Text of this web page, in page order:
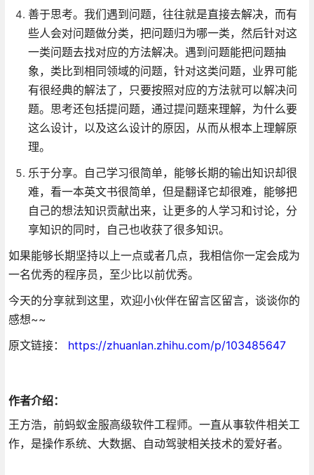
善于思考。我们遇到问题，往往就是直接去解决，而有
些人会对问题做分类，把问题归为哪一类，然后针对这
一类问题去找对应的方法解决。遇到问题能把问题抽
象，类比到相同领域的问题，针对这类问题，业界可能
有很经典的解法了，只要按照对应的方法就可以解决问
题。思考还包括提问题，通过提问题来理解，为什么要
这么设计，以及这么设计的原因，从而从根本上理解原
理。
乐于分享。自己学习很简单，能够长期的输出知识却很
难，看一本英文书很简单，但是翻译它却很难，能够把
自己的想法知识贡献出来，让更多的人学习和讨论，分
享知识的同时，自己也收获了很多知识。
如果能够长期坚持以上一点或者几点，我相信你一定会成为
一名优秀的程序员，至少比以前优秀。
今天的分享就到这里，欢迎小伙伴在留言区留言，谈谈你的
感想~~
原文链接： https://zhuanlan.zhihu.com/p/103485647
作者介绍：
王方浩，前蚂蚁金服高级软件工程师。一直从事软件相关工
作，是操作系统、大数据、自动驾驶相关技术的爱好者。